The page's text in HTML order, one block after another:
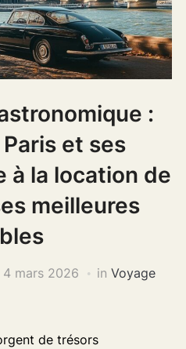
:
et ses
à la location de
meilleures
4 mars 2026 in Voyage
de trésors